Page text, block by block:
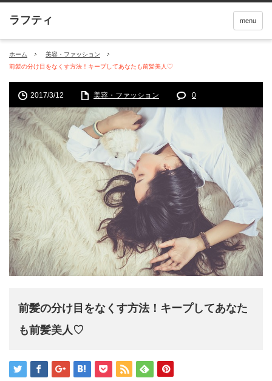
menu
ホーム
美容・ファッション
前髪の分け目をなくす方法！キープしてあなたも前髪美人♡
2017/3/12 美容・ファッション 0
前髪の分け目をなくす方法！キープしてあなた
も前髪美人♡